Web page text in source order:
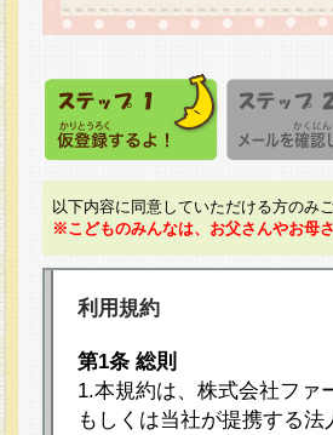
以下内容に同意していただける方のみ
※こどものみんなは、お父さんやお母
利用規約
第1条 総則
1.本規約は、株式会社ファ
もしくは当社が提携する